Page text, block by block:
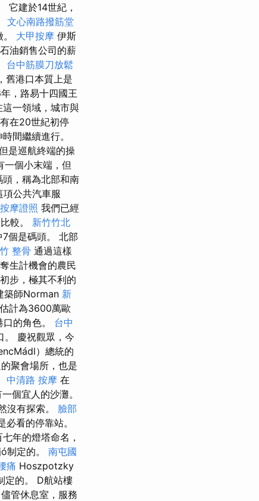
它建於14世紀，
文心南路撥筋堂
大甲按摩 伊斯
油銷售公司的薪
台中筋膜刀放鬆
舊港口本質上是
，路易十四國王
一領域，城市與
在20世紀初停
間繼續進行。
是巡航終端的操
個小末端，但
，稱為北部和南
公共汽車服
摩證照 我們已經
較。 新竹竹北
個是碼頭。 北部
整骨 通過這樣
生計機會的農民
步，極其不利的
築師Norman 新
計為3600萬歐
的角色。 台中
。 慶祝觀眾，今
）總統的
聚會場所，也是
中清路 按摩 在
個宜人的沙灘。
沒有探索。 臉部
看的停靠站。
年的燈塔命名，
制定的。 南屯國
痛 Hoszpotzky
定的。 D航站樓
管休息室，服務